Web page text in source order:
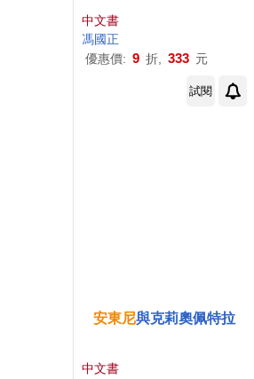
中文書
馮國正
優惠價: 9 折, 333 元
試閱
安東尼與克莉奧佩特拉
中文書